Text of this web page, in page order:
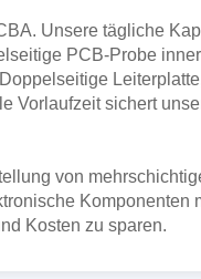
Unsere tägliche
PCB-Probe
Vorlaufzeit sichert
von
Komponenten
Kosten zu sparen.